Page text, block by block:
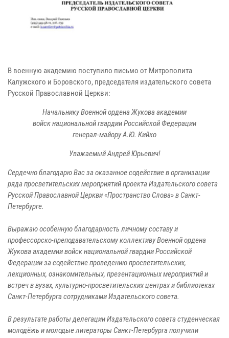
В военную академию поступило письмо от Митрополита
Калужского и Боровского, председателя издательского совета
Русской Православной Церкви:
Начальнику Военной ордена Жукова академии
войск национальной гвардии Российской Федерации
генерал-майору А.Ю. Кийко
Уважаемый Андрей Юрьевич!
Сердечно благодарю Вас за оказанное содействие в организации
ряда просветительских мероприятий проекта Издательского совета
Русской Православной Церкви «Пространство Слова» в Санкт-
Петербурге.
Выражаю особенную благодарность личному составу и
профессорско-преподавательскому коллективу Военной ордена
Жукова академии войск национальной гвардии Российской
Федерации за содействие проведению просветительских,
лекционных, ознакомительных, презентационных мероприятий и
встреч в вузах, культурно-просветительских центрах и библиотеках
Санкт-Петербурга сотрудниками Издательского совета.
В результате работы делегации Издательского совета студенческая
молодёжь и молодые литераторы Санкт-Петербурга получили